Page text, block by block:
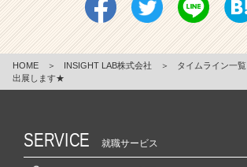
HOME ＞ INSIGHT LAB株式会社 ＞ タイムライン一覧
出展します★
SERVICE 就職サービス